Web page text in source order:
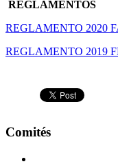
REGLAMENTOS
REGLAMENTO 2020
REGLAMENTO 2019
Comités